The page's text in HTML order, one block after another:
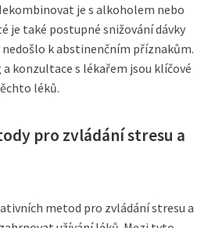
je s alkoholem nebo
je také postupné snižování dávky
nedošlo k abstinenčním příznakům.
konzultace s lékařem jsou klíčové
léků.
pro zvládání stresu a
metod pro zvládání stresu a